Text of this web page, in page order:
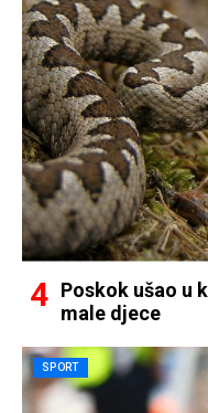
Poskok ušao u
male djece
SPORT